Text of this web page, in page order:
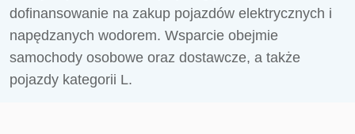
dofinansowanie na zakup pojazdów elektrycznych i
napędzanych wodorem. Wsparcie obejmie
samochody osobowe oraz dostawcze, a także
pojazdy kategorii L.